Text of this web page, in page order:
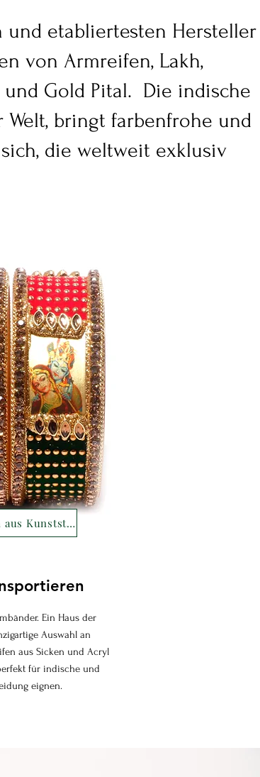
etabliertesten Hersteller
von Armreifen, Lakh,
und Gold Pital. Die indische
Welt, bringt farbenfrohe und
die weltweit exklusiv
Kunststoff/Durchsickern
Ein Haus der
Auswahl an
aus Sicken und Acryl
für indische und
eignen.